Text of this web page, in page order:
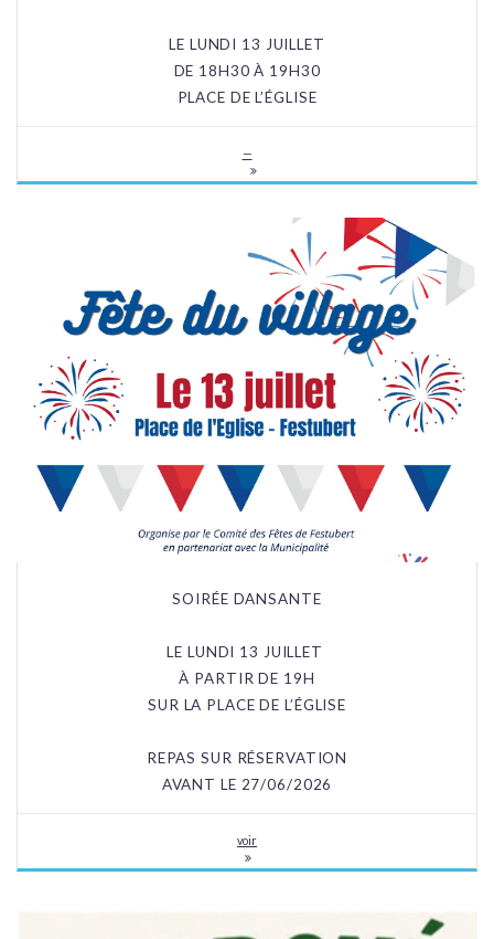
LE LUNDI 13 JUILLET
DE 18H30 À 19H30
PLACE DE L’ÉGLISE
—
SOIRÉE DANSANTE
LE LUNDI 13 JUILLET
À PARTIR DE 19H
SUR LA PLACE DE L’ÉGLISE
REPAS SUR RÉSERVATION
AVANT LE 27/06/2026
voir